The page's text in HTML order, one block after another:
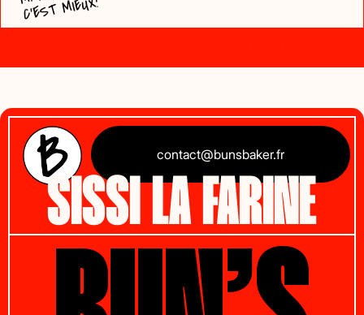
C'EST MIEUX!
contact@bunsbaker.fr
SISSI LA FARINE